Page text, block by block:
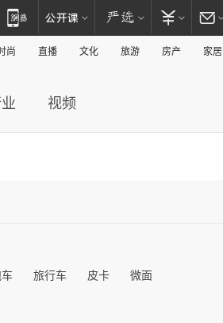
尚 直播 文化 旅游 房产 家居
视频
旅行车 皮卡 微面